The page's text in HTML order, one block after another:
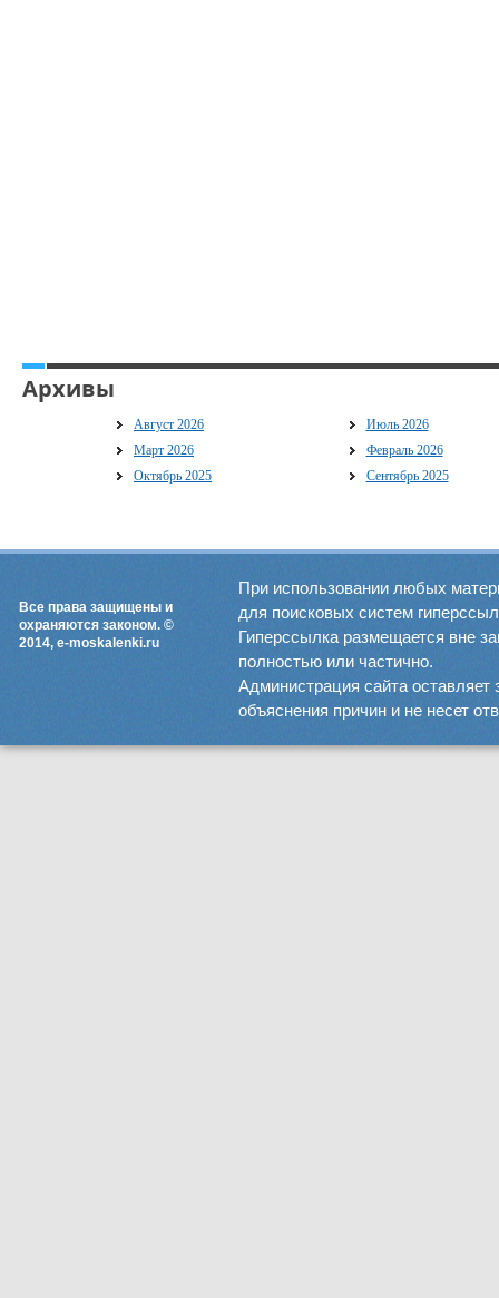
Архивы
Август 2026
Июль 2026
Март 2026
Февраль 2026
Октябрь 2025
Сентябрь 2025
Все права защищены и
охраняются законом. ©
2014, e-moskalenki.ru
При использовании любых
для поисковых систем
Гиперссылка размещается вне
полностью или частично.
Администрация сайта оставляет
объяснения причин и не несет